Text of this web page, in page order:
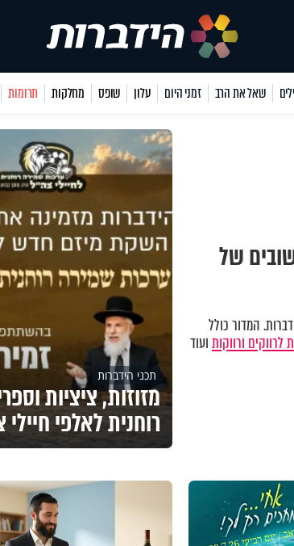
שאל את הרב זמני היום עלון שופס מחלקות תרומות
של
המדור כולל
לרווקים ורווקותועוד
תכני הידברות
מזוזות, ציציות
רוחנית לאלפי